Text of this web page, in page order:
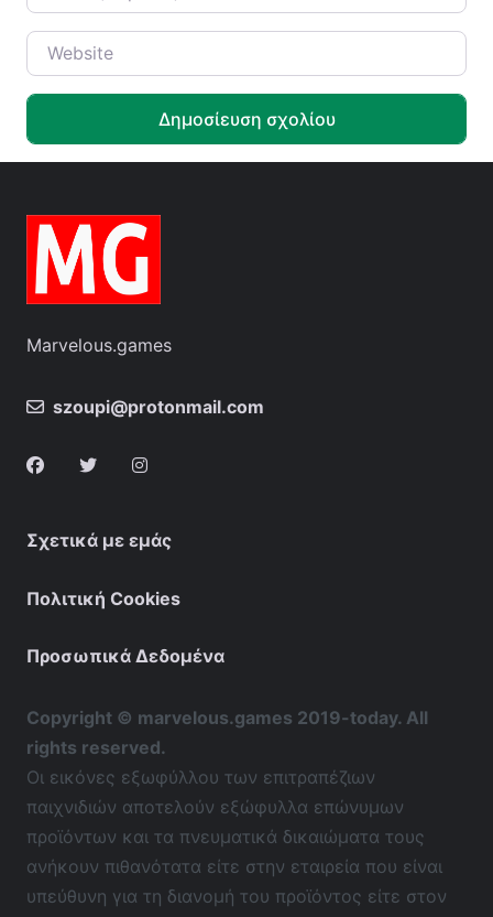
Website
Marvelous.games
szoupi@protonmail.com
Σχετικά με εμάς
Πολιτική Cookies
Προσωπικά Δεδομένα
Copyright © marvelous.games 2019-today. All
rights reserved.
Οι εικόνες εξωφύλλου των επιτραπέζιων
παιχνιδιών αποτελούν εξώφυλλα επώνυμων
προϊόντων και τα πνευματικά δικαιώματα τους
ανήκουν πιθανότατα είτε στην εταιρεία που είναι
υπεύθυνη για τη διανομή του προϊόντος είτε στον